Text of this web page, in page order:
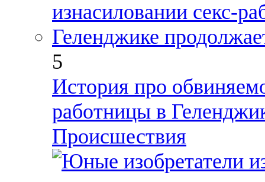
5
История про
работницы в
Происшествия